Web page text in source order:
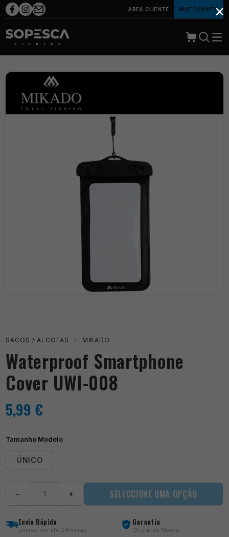
ÁREA CLIENTE MATCHBAITS
SACOS / ALCOFAS › MIKADO
Waterproof Smartphone
Cover UWI-008
5,99 €
Tamanho Modelo
ÚNICO
Cover
UWI-
− + SELECCIONE UMA OPÇÃO
Envio Rápido
Envios em até 24 horas
Garantia
Oficial da Marca
×